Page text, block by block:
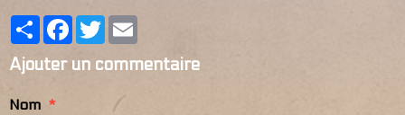
PartagerFacebook
Twitter
Ajouter un commentaire
Nom